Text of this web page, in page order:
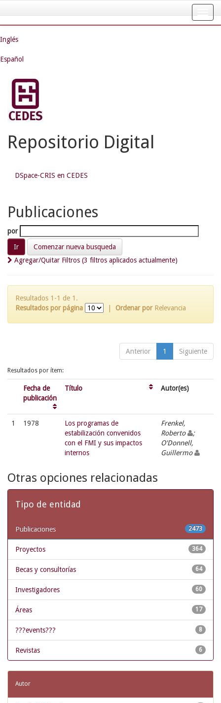
navigation
Inglés
Español
Repositorio Digital
DSpace-CRIS en CEDES
Publicaciones
por
Comenzar nueva busqueda
Agregar/Quitar Filtros (3 filtros aplicados actualmente)
Resultados 1-1 de 1.
Resultados por página
Ordenar por Relevancia
Anterior 1 Siguiente
Resultados por ítem:
Fecha de
publicación
Título Autor(es)
1 1978
Los programas de
estabilización convenidos
con el FMI y sus impactos
internos
Frenkel,
Roberto
;
O'Donnell,
Guillermo
Otras opciones relacionadas
Tipo de entidad
2473
Publicaciones
364
Proyectos
64
Becas y consultorías
60
Investigadores
17
Áreas
8
???events???
6
Revistas
Autor